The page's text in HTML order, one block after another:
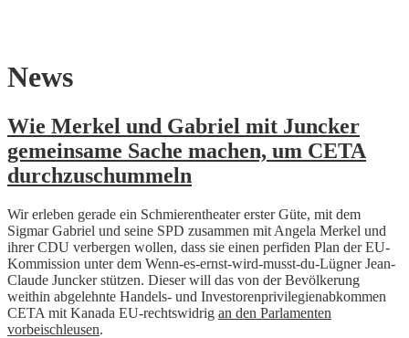
Skip
to
News
Wie Merkel und Gabriel mit Juncker
gemeinsame Sache machen, um CETA
durchzuschummeln
Wir erleben gerade ein Schmierentheater erster Güte, mit dem
Sigmar Gabriel und seine SPD zusammen mit Angela Merkel und
ihrer CDU verbergen wollen, dass sie einen perfiden Plan der EU-
Kommission unter dem Wenn-es-ernst-wird-musst-du-Lügner Jean-
Claude Juncker stützen. Dieser will das von der Bevölkerung
weithin abgelehnte Handels- und Investorenprivilegienabkommen
CETA mit Kanada EU-rechtswidrig an den Parlamenten
vorbeischleusen.